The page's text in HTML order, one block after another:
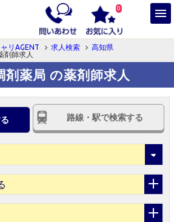
0
リAGENT 求人検索
高知県
剤師求人
剤薬局 の薬剤師求人
路線・駅で検索する